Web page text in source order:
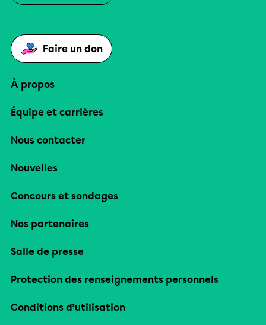
Faire un don
À propos
Équipe et carrières
Nous contacter
Nouvelles
Concours et sondages
Nos partenaires
Salle de presse
Protection des renseignements personnels
Conditions d’utilisation